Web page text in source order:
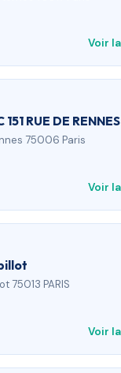
Voir
RUE DE RENNES
75006 Paris
Voir
75013 PARIS
Voir